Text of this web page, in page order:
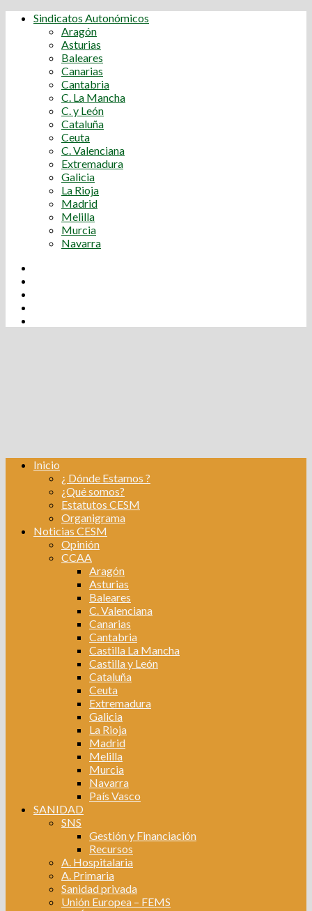
Sindicatos Autonómicos
Aragón
Asturias
Baleares
Canarias
Cantabria
C. La Mancha
C. y León
Cataluña
Ceuta
C. Valenciana
Extremadura
Galicia
La Rioja
Madrid
Melilla
Murcia
Navarra
fb
Inicio
¿ Dónde Estamos ?
¿Qué somos?
Estatutos CESM
Organigrama
Noticias CESM
Opinión
CCAA
Aragón
Asturias
Baleares
C. Valenciana
Canarias
Cantabria
Castilla La Mancha
Castilla y León
Cataluña
Ceuta
Extremadura
Galicia
La Rioja
Madrid
Melilla
Murcia
Navarra
País Vasco
SANIDAD
SNS
Gestión y Financiación
Recursos
A. Hospitalaria
A. Primaria
Sanidad privada
Unión Europea – FEMS